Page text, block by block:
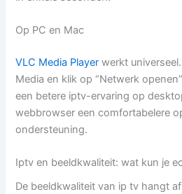
Op PC en Mac
VLC Media Player werkt
Media en klik op “Netwerk
een betere iptv-ervaring op
webbrowser een comfortabelere
ondersteuning.
Iptv en beeldkwaliteit: wat kun je
De beeldkwaliteit van ip tv hangt